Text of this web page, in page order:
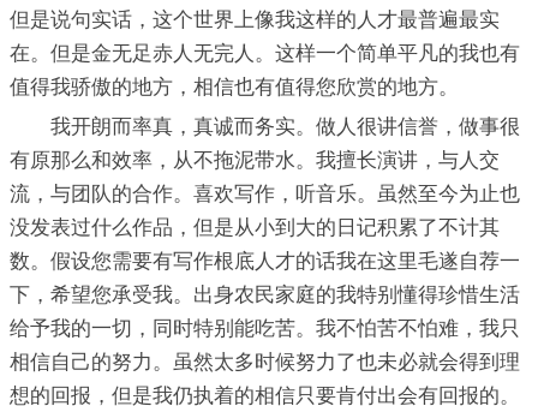
但是说句实话，这个世界上像我这样的人才最普遍最实
在。但是金无足赤人无完人。这样一个简单平凡的我也有
值得我骄傲的地方，相信也有值得您欣赏的地方。
我开朗而率真，真诚而务实。做人很讲信誉，做事很
有原那么和效率，从不拖泥带水。我擅长演讲，与人交
流，与团队的合作。喜欢写作，听音乐。虽然至今为止也
没发表过什么作品，但是从小到大的日记积累了不计其
数。假设您需要有写作根底人才的话我在这里毛遂自荐一
下，希望您承受我。出身农民家庭的我特别懂得珍惜生活
给予我的一切，同时特别能吃苦。我不怕苦不怕难，我只
相信自己的努力。虽然太多时候努力了也未必就会得到理
想的回报，但是我仍执着的相信只要肯付出会有回报的。